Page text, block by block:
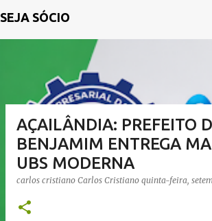
SEJA SÓCIO
AÇAILÂNDIA: PREFEITO
BENJAMIM ENTREGA
UBS MODERNA
carlos cristiano Carlos Cristiano quinta-feira,